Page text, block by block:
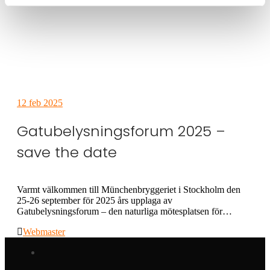
12 feb 2025
Gatubelysningsforum 2025 –
save the date
Varmt välkommen till Münchenbryggeriet i Stockholm den
25-26 september för 2025 års upplaga av
Gatubelysningsforum – den naturliga mötesplatsen för…
Webmaster